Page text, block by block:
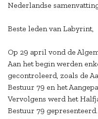
Nederlandse
Beste leden van Labyrint,
Op 29 april vond de
Aan het begin werden
gecontroleerd, zoals de
Bestuur 79 en het
Vervolgens werd het
Bestuur 79